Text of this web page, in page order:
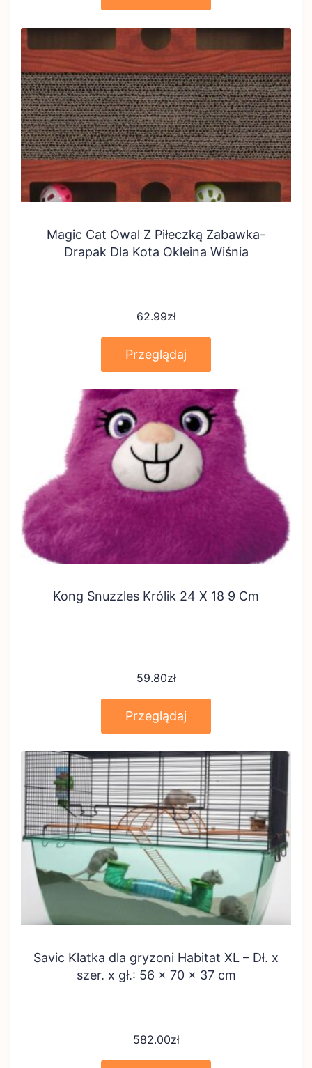
Magic Cat Owal Z Piłeczką Zabawka-
Drapak Dla Kota Okleina Wiśnia
62.99zł
Przeglądaj
Kong Snuzzles Królik 24 X 18 9 Cm
59.80zł
Przeglądaj
Savic Klatka dla gryzoni Habitat XL – Dł. x
szer. x gł.: 56 x 70 x 37 cm
582.00zł